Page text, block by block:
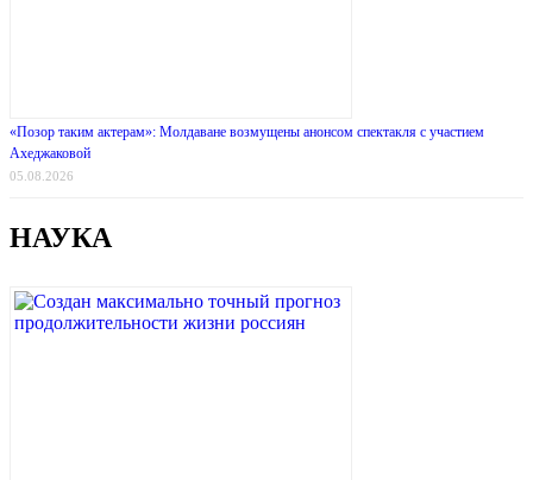
«Позор таким актерам»: Молдаване возмущены анонсом спектакля с участием
Ахеджаковой
05.08.2026
НАУКА